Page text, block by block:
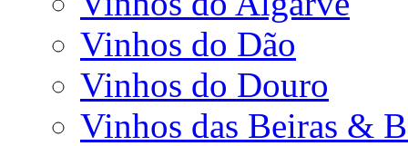
Vinhos do Dão
Vinhos do Douro
Vinhos das Beiras &